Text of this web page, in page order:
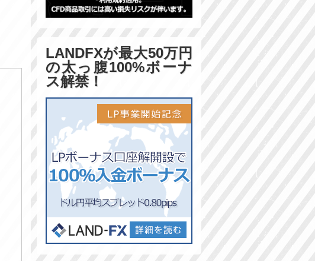
LANDFXが最大50万円
の太っ腹100%ボーナ
ス解禁！